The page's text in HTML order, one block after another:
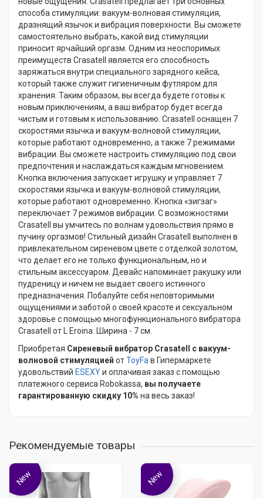
способа стимуляции: вакуум-волновая стимуляция,
дразнящий язычок и вибрация поверхности. Вы сможете
самостоятельно выбрать, какой вид стимуляции
приносит ярчайший оргазм. Одним из неоспоримых
преимуществ Crasatell является его способность
заряжаться внутри специального зарядного кейса,
который также служит гигиеничным футляром для
хранения. Таким образом, вы всегда будете готовы к
новым приключениям, а ваш вибратор будет всегда
чистым и готовым к использованию. Crasatell оснащен 7
скоростями язычка и вакуум-волновой стимуляции,
которые работают одновременно, а также 7 режимами
вибрации. Вы сможете настроить стимуляцию под свои
предпочтения и наслаждаться каждым мгновением.
Кнопка включения запускает игрушку и управляет 7
скоростями язычка и вакуум-волновой стимуляции,
которые работают одновременно. Кнопка «зигзаг»
переключает 7 режимов вибрации. С возможностями
Crasatell вы умчитесь по волнам удовольствия прямо в
пучину оргазмов! Стильный дизайн Crasatell выполнен в
привлекательном сиреневом цвете с отделкой золотом,
что делает его не только функциональным, но и
стильным аксессуаром. Девайс напоминает ракушку или
пудреницу и ничем не выдает своего истинного
предназначения. Побалуйте себя неповторимыми
ощущениями и заботой о своей красоте и сексуальном
здоровье с помощью многофункционального вибратора
Crasatell от L Eroina. Ширина - 7 см.
Приобретая Сиреневый вибратор Crasatell с вакуум-
волновой стимуляцией отToyFa в Гипермаркете
удовольствий ESEXYи оплачивая заказ с помощью
платежного сервиса Robokassa, вы получаете
гарантированную скидку 10% на весь заказ!
Рекомендуемые товары
New New